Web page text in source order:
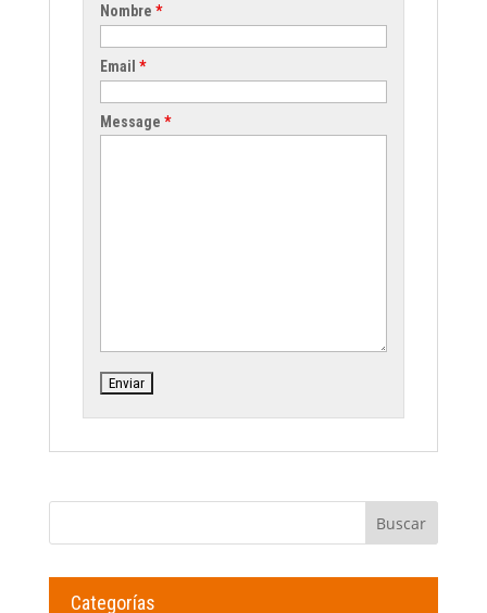
Nombre *
Email *
Message *
Categorías